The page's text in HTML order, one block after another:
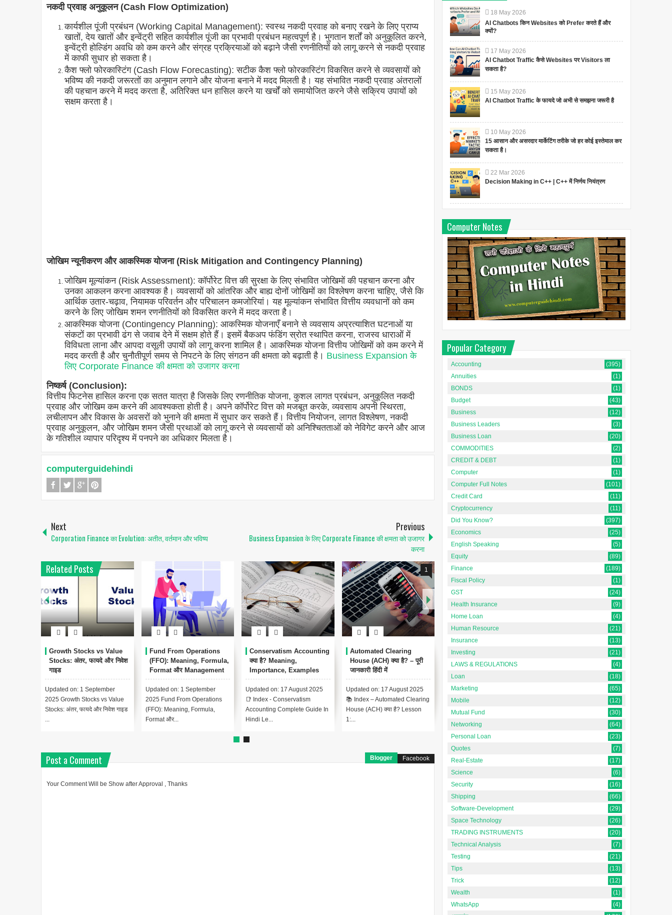
नकदी प्रवाह अनुकूलन (Cash Flow Optimization)
कार्यशील पूंजी प्रबंधन (Working Capital Management): स्वस्थ नकदी प्रवाह को बनाए रखने के लिए प्राप्य
खातों, देय खातों और इन्वेंट्री सहित कार्यशील पूंजी का प्रभावी प्रबंधन महत्वपूर्ण है। भुगतान शर्तों को अनुकूलित करने,
इन्वेंट्री होल्डिंग अवधि को कम करने और संग्रह प्रक्रियाओं को बढ़ाने जैसी रणनीतियों को लागू करने से नकदी प्रवाह
में काफी सुधार हो सकता है।
कैश फ्लो फोरकास्टिंग (Cash Flow Forecasting): सटीक कैश फ्लो फोरकास्टिंग विकसित करने से व्यवसायों को
भविष्य की नकदी जरूरतों का अनुमान लगाने और योजना बनाने में मदद मिलती है। यह संभावित नकदी प्रवाह अंतरालों
की पहचान करने में मदद करता है, अतिरिक्त धन हासिल करने या खर्चों को समायोजित करने जैसे सक्रिय उपायों को
सक्षम करता है।
जोखिम न्यूनीकरण और आकस्मिक योजना (Risk Mitigation and Contingency Planning)
जोखिम मूल्यांकन (Risk Assessment): कॉर्पोरेट वित्त की सुरक्षा के लिए संभावित जोखिमों की पहचान करना और
उनका आकलन करना आवश्यक है। व्यवसायों को आंतरिक और बाह्य दोनों जोखिमों का विश्लेषण करना चाहिए, जैसे कि
आर्थिक उतार-चढ़ाव, नियामक परिवर्तन और परिचालन कमजोरियां। यह मूल्यांकन संभावित वित्तीय व्यवधानों को कम
करने के लिए जोखिम शमन रणनीतियों को विकसित करने में मदद करता है।
आकस्मिक योजना (Contingency Planning): आकस्मिक योजनाएँ बनाने से व्यवसाय अप्रत्याशित घटनाओं या
संकटों का प्रभावी ढंग से जवाब देने में सक्षम होते हैं। इसमें बैकअप फंडिंग स्रोत स्थापित करना, राजस्व धाराओं में
विविधता लाना और आपदा वसूली उपायों को लागू करना शामिल है। आकस्मिक योजना वित्तीय जोखिमों को कम करने में
मदद करती है और चुनौतीपूर्ण समय से निपटने के लिए संगठन की क्षमता को बढ़ाती है। Business Expansion के
लिए Corporate Finance की क्षमता को उजागर करना
निष्कर्ष (Conclusion):
वित्तीय फिटनेस हासिल करना एक सतत यात्रा है जिसके लिए रणनीतिक योजना, कुशल लागत प्रबंधन, अनुकूलित नकदी
प्रवाह और जोखिम कम करने की आवश्यकता होती है। अपने कॉर्पोरेट वित्त को मजबूत करके, व्यवसाय अपनी स्थिरता,
लचीलापन और विकास के अवसरों को भुनाने की क्षमता में सुधार कर सकते हैं। वित्तीय नियोजन, लागत विश्लेषण, नकदी
प्रवाह अनुकूलन, और जोखिम शमन जैसी प्रथाओं को लागू करने से व्यवसायों को अनिश्चितताओं को नेविगेट करने और आज
के गतिशील व्यापार परिदृश्य में पनपने का अधिकार मिलता है।
computerguidehindi
Next
Corporation Finance का Evolution: अतीत, वर्तमान और भविष्य
Previous
Business Expansion के लिए Corporate Finance की क्षमता को उजागर
करना
Related Posts
Growth Stocks vs Value
Stocks: अंतर, फायदे और निवेश
गाइड
Updated on: 1 September
2025 Growth Stocks vs Value
Stocks: अंतर, फायदे और निवेश गाइड
...
Fund From Operations
(FFO): Meaning, Formula,
Format और Management
Accounting में महत्व
Updated on: 1 September
2025 Fund From Operations
(FFO): Meaning, Formula,
Format और...
Conservatism Accounting
क्या है? Meaning,
Importance, Examples
Updated on: 17 August 2025
📑 Index - Conservatism
Accounting Complete Guide In
Hindi Le...
1
Automated Clearing
House (ACH) क्या है? – पूरी
जानकारी हिंदी में
Updated on: 17 August 2025
📚 Index – Automated Clearing
House (ACH) क्या है? Lesson
1:...
Financial Statement
Analysis क्या है?
is Financial Statement
Analysis? In Hindi]वित्तीय विवरण
विश्ले...
Financial Statements क्या
वित्तीय विवरण: व्यापक अवलोकन
Comprehensive Overview, In
Post a Comment Blogger Facebook
Your Comment Will be Show after Approval , Thanks
18 May 2026
AI Chatbots किन Websites को Prefer करते हैं और
क्यों?
17 May 2026
AI Chatbot Traffic कैसे Websites पर Visitors ला
सकता है?
15 May 2026
AI Chatbot Traffic के फायदे जो अभी से समझना जरूरी है
10 May 2026
15 आसान और असरदार मार्केटिंग तरीके जो हर कोई इस्तेमाल कर
सकता है।
22 Mar 2026
Decision Making in C++ | C++ में निर्णय नियंत्रण
Computer Notes
Popular Category
Accounting
(395)
Annuities
(1)
BONDS
(1)
Budget
(43)
Business
(12)
Business Leaders
(3)
Business Loan
(20)
COMMODITIES
(2)
CREDIT & DEBT
(1)
Computer
(1)
Computer Full Notes
(101)
Credit Card
(11)
Cryptocurrency
(11)
Did You Know?
(397)
Economics
(25)
English Speaking
(5)
Equity
(89)
Finance
(189)
Fiscal Policy
(1)
GST
(24)
Health Insurance
(9)
Home Loan
(4)
Human Resource
(21)
Insurance
(13)
Investing
(21)
LAWS & REGULATIONS
(4)
Loan
(18)
Marketing
(65)
Mobile
(12)
Mutual Fund
(30)
Networking
(64)
Personal Loan
(23)
Quotes
(7)
Real-Estate
(17)
Science
(6)
Security
(16)
Shipping
(66)
Software-Development
(29)
Space Technology
(26)
TRADING INSTRUMENTS
(20)
Technical Analysis
(7)
Testing
(21)
Tips
(13)
Trick
(12)
Wealth
(1)
WhatsApp
(4)